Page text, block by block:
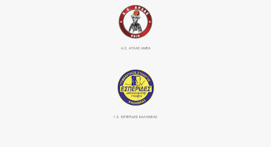
Α.Σ. ΑΤΛΑΣ ΑΜΕΑ
Γ.Σ. ΕΣΠΕΡΙΔΕΣ ΚΑΛΛΙΘΕΑΣ